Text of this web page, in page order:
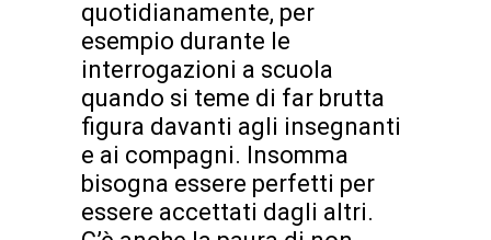
quotidianamente, per
esempio durante le
interrogazioni a scuola
quando si teme di far brutta
figura davanti agli insegnanti
e ai compagni. Insomma
bisogna essere perfetti per
essere accettati dagli altri.